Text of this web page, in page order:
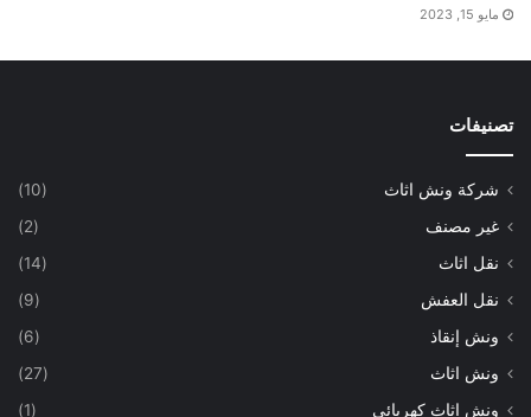
مايو 15, 2023
تصنيفات
شركة ونش اثاث
(10)
غير مصنف
(2)
نقل اثاث
(14)
نقل العفش
(9)
ونش إنقاذ
(6)
ونش اثاث
(27)
ونش اثاث كهربائي
(1)